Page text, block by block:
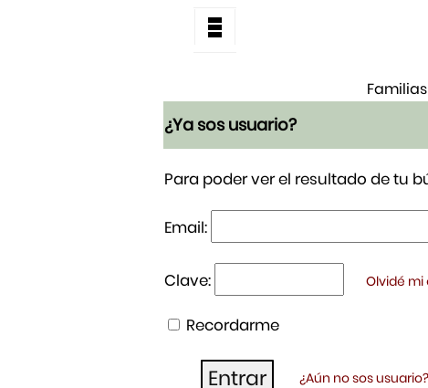
¿Ya sos usuario?
Para poder ver el resultado de tu
Email:
Clave: Olvidé mi
Recordarme
¿Aún no sos